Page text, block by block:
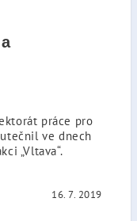
práce pro
ve dnech
„Vltava“.
16. 7. 2019